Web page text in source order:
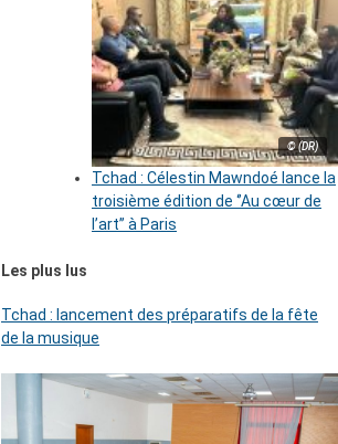
© (DR)
Tchad : Célestin Mawndoé lance la
troisième édition de ‘’Au cœur de
l’art’’ à Paris
Les plus lus
Tchad : lancement des préparatifs de la fête
de la musique